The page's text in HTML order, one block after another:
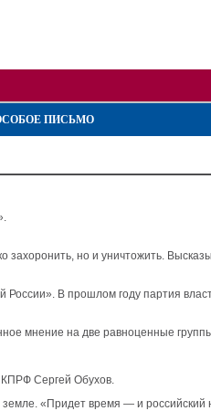
ПИСЬМО
но и уничтожить.
В прошлом году партия
мнение на две равноценные
КПРФ Сергей Обухов.
«Придет время — и российский